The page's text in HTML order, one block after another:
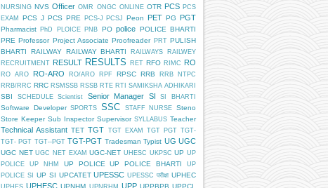
NURSING NVS Officer OMR ONGC ONLINE OTR PCS PCS
EXAM
PCS J PCS PRE PCS-J PCSJ Peon PET PG PGT
Pharmacist PhD PLOICE PNB PO police POLICE BHARTI
PRE Professor Project Associate Proofreader PRT PULISH
BHARTI
RAILWAY RAILWAY BHARTI RAILWAYS
RAILWEY
RECRUITMENT RESULT RESULTS RET RFO RIMC RO
RO ARO RO-ARO RO/ARO RPF RPSC RRB
RRB NTPC
RRB/RRC RRC RSMSSB RSSB RTE RTI SAMIKSHA ADHIKARI
SBI SCHEDULE Scientist Senior Manager SI SI BHARTI
Software Developer SPORTS SSC STAFF NURSE
Steno
Store Keeper Sub Inspector Supervisor SYLLABUS Teacher
Technical Assistant TET TGT TGT EXAM TGT PGT TGT-
TGT- PGT TGT--PGT TGT-PGT Tradesman Typist UG UGC
UGC NET UGC NET EXAM UGC-NET UHESC UKPSC UP UP
POLICE
UP NHM UP POLICE UP POLICE BHARTI
UP
POLICE SI
UP SI UPCATET UPESSC UPESSC परीक्षा UPHEC
UPHES UPHESC UPNHM UPNRHM UPP UPPBPB UPPCL